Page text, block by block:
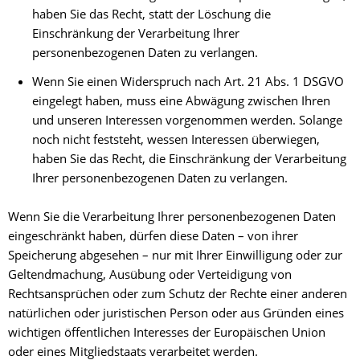
haben Sie das Recht, statt der Löschung die
Einschränkung der Verarbeitung Ihrer
personenbezogenen Daten zu verlangen.
Wenn Sie einen Widerspruch nach Art. 21 Abs. 1 DSGVO
eingelegt haben, muss eine Abwägung zwischen Ihren
und unseren Interessen vorgenommen werden. Solange
noch nicht feststeht, wessen Interessen überwiegen,
haben Sie das Recht, die Einschränkung der Verarbeitung
Ihrer personenbezogenen Daten zu verlangen.
Wenn Sie die Verarbeitung Ihrer personenbezogenen Daten
eingeschränkt haben, dürfen diese Daten – von ihrer
Speicherung abgesehen – nur mit Ihrer Einwilligung oder zur
Geltendmachung, Ausübung oder Verteidigung von
Rechtsansprüchen oder zum Schutz der Rechte einer anderen
natürlichen oder juristischen Person oder aus Gründen eines
wichtigen öffentlichen Interesses der Europäischen Union
oder eines Mitgliedstaats verarbeitet werden.